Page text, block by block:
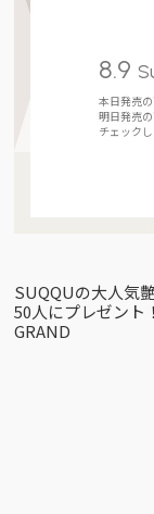
8.9
本日発売
明日発売
チェック
SUQQUの大人気
50人にプレゼント
GRAND